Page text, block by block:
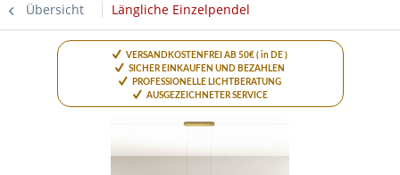
Übersicht Längliche Einzelpendel
VERSANDKOSTENFREI AB 50€ ( in DE )
SICHER EINKAUFEN UND BEZAHLEN
PROFESSIONELLE LICHTBERATUNG
AUSGEZEICHNETER SERVICE